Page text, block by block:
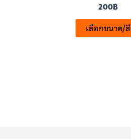
คะแนน
0
ตั้งแต่
1-
5
200฿
เลือกขนาด/สี